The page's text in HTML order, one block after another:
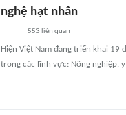
nghệ hạt nhân
553 liên quan
Hiện Việt Nam đang triển khai 19
trong các lĩnh vực: Nông nghiệp,